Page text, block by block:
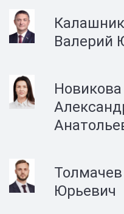
Валерий
Новикова
Юрьевич